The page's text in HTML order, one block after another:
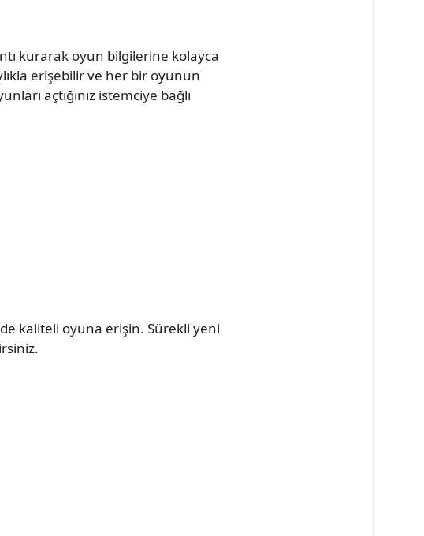
kurarak oyun bilgilerine kolayca
erişebilir ve her bir oyunun
açtığınız istemciye bağlı
kaliteli oyuna erişin. Sürekli yeni